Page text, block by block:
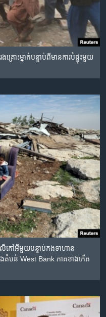
រោះ​ម្នាក់​បន្ទាប់​ពី​មាន​ការ​បំផ្ទុះ​មួយ​
ើ​​កៅអី​​មួយ​បន្ទាប់​កងទាហាន​
តំបន់ West Bank ភាគ​ខាងកើត​